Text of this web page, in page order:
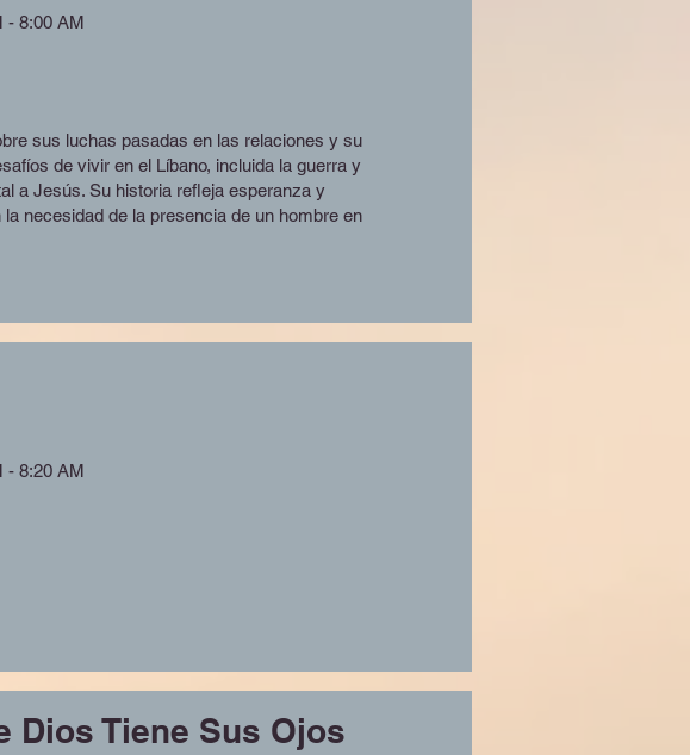
- 8:00 AM
sus luchas pasadas en las relaciones y su
de vivir en el Líbano, incluida la guerra y
a Jesús. Su historia refleja esperanza y
necesidad de la presencia de un hombre en
- 8:20 AM
Dios Tiene Sus Ojos